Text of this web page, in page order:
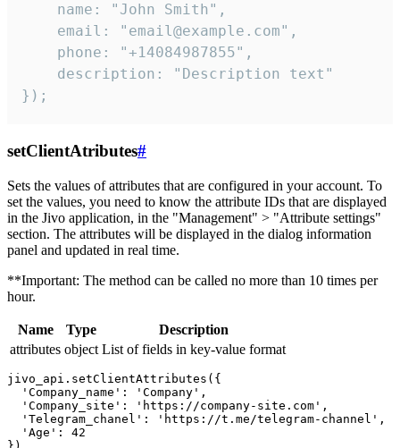
    name: "John Smith",
    email: "email@example.com",
    phone: "+14084987855",
    description: "Description text"
});
setClientAtributes#
Sets the values ​​of attributes that are configured in your account. To
set the values, you need to know the attribute IDs that are displayed
in the Jivo application, in the "Management" > "Attribute settings"
section. The attributes will be displayed in the dialog information
panel and updated in real time.
**Important: The method can be called no more than 10 times per
hour.
Name Type
Description
attributes object List of fields in key-value format
jivo_api.setClientAttributes({
  'Company_name': 'Company',
  'Company_site': 'https://company-site.com',
  'Telegram_chanel': 'https://t.me/telegram-channel',
  'Age': 42